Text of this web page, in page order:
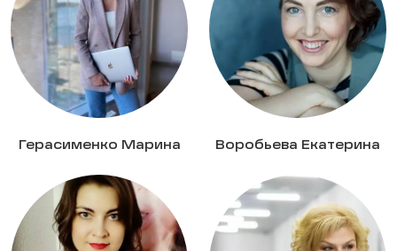
Герасименко Марина Воробьева Екатерина